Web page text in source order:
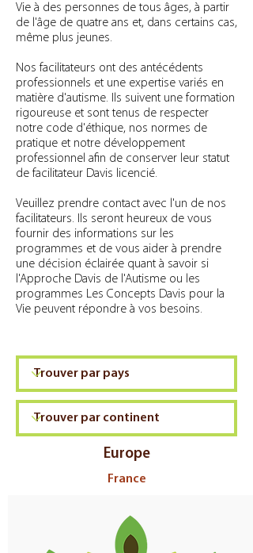
Vie à des personnes de tous âges, à partir
de l'âge de quatre ans et, dans certains cas,
même plus jeunes.
Nos facilitateurs ont des antécédents
professionnels et une expertise variés en
matière d'autisme. Ils suivent une formation
rigoureuse et sont tenus de respecter
notre code d'éthique, nos normes de
pratique et notre développement
professionnel afin de conserver leur statut
de facilitateur Davis licencié.
Veuillez prendre contact avec l'un de nos
facilitateurs. Ils seront heureux de vous
fournir des informations sur les
programmes et de vous aider à prendre
une décision éclairée quant à savoir si
l'Approche Davis de l'Autisme ou les
programmes Les Concepts Davis pour la
Vie peuvent répondre à vos besoins.
Europe
France